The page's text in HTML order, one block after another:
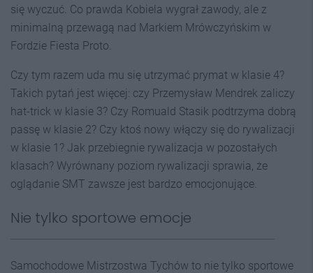
się wyczuć. Co prawda Kobiela wygrał zawody, ale z
minimalną przewagą nad Markiem Mrówczyńskim w
Fordzie Fiesta Proto.
Czy tym razem uda mu się utrzymać prymat w klasie 4?
Takich pytań jest więcej: czy Przemysław Mendrek zaliczy
hat-trick w klasie 3? Czy Romuald Stasik podtrzyma dobrą
passę w klasie 2? Czy ktoś nowy włączy się do rywalizacji
w klasie 1? Jak przebiegnie rywalizacja w pozostałych
klasach? Wyrównany poziom rywalizacji sprawia, że
oglądanie SMT zawsze jest bardzo emocjonujące.
Nie tylko sportowe emocje
Samochodowe Mistrzostwa Tychów to nie tylko sportowe